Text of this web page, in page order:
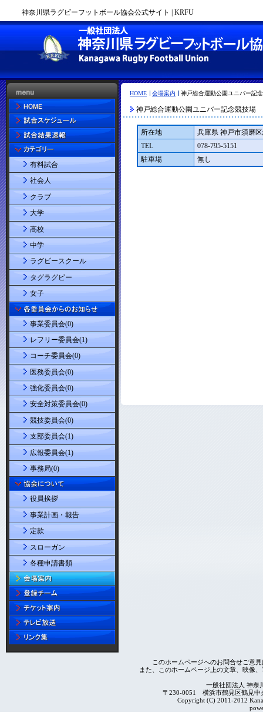
神奈川県ラグビーフットボール協会公式サイト | KRFU
HOME 会場案内 神戸総合運動公園ユニバー記
神戸総合運動公園ユニバー記念競技場
所在地
兵庫県 神戸市須磨
TEL
078-795-5151
駐車場
無し
有料試合
社会人
クラブ
大学
高校
中学
ラグビースクール
タグラグビー
女子
事業委員会(0)
レフリー委員会(1)
コーチ委員会(0)
医務委員会(0)
強化委員会(0)
安全対策委員会(0)
競技委員会(0)
支部委員会(1)
広報委員会(1)
事務局(0)
役員挨拶
事業計画・報告
定款
スローガン
各種申請書類
このホームページへのお問合せご意
また、このホームページ上の文章、映像
一般社団法人 神奈
〒230-0051 横浜市鶴見区鶴見
Copyright (C) 2011-2012